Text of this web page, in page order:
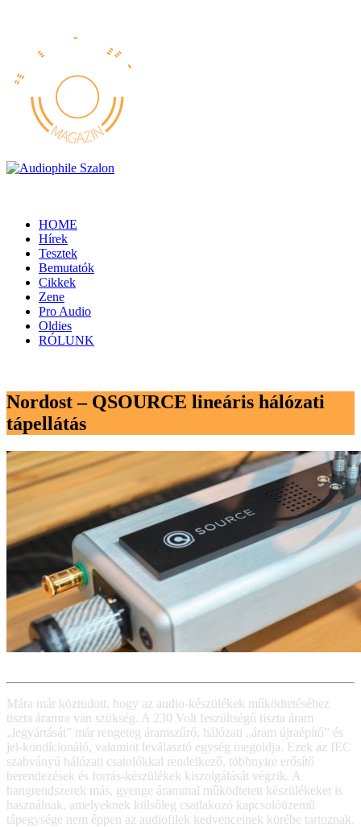
HOME
Hírek
Tesztek
Bemutatók
Cikkek
Zene
Pro Audio
Oldies
RÓLUNK
Nordost – QSOURCE lineáris hálózati
tápellátás
Mára már köztudott, hogy az audio-készülékek működtetéséhez
tiszta áramra van szükség. A 230 Volt feszültségű tiszta áram
„legyártását” már rengeteg áramszűrő, hálózati „áram újraépítő” és
jel-kondícionáló, valamint leválasztó egység megoldja. Ezek az IEC
szabványú hálózati csatolókkal rendelkező, többnyire erősítő
berendezések és forrás-készülékek kiszolgálását végzik. A
hangrendszerek más, gyenge árammal működtetett készülékeket is
használnak, amelyeknek külsőleg csatlakozó kapcsolóüzemű
tápegysége nem éppen az audiofilek kedvenceinek körébe tartoznak.